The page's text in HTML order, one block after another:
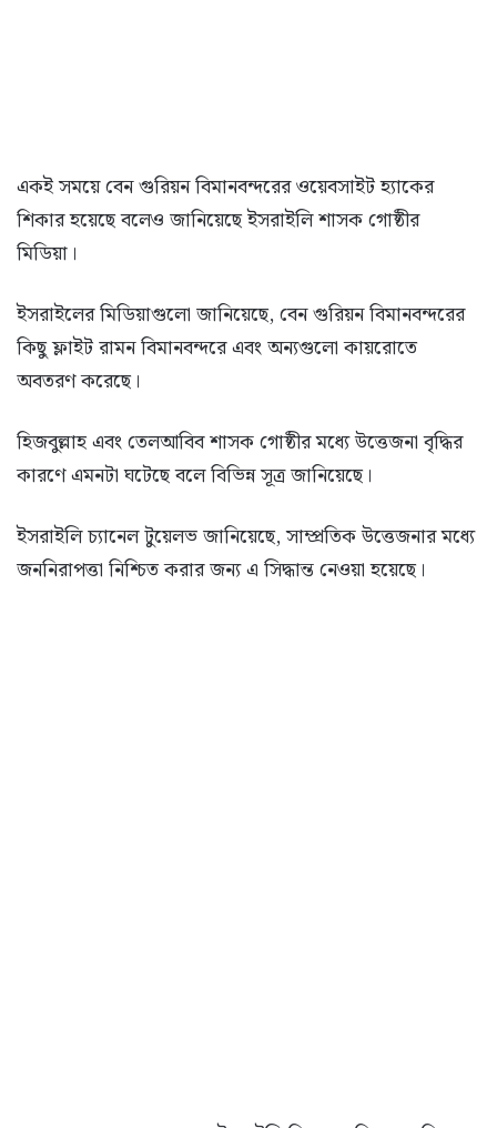
একই সময়ে বেন গুরিয়ন বিমানবন্দরের ওয়েবসাইট হ্যাকের
শিকার হয়েছে বলেও জানিয়েছে ইসরাইলি শাসক গোষ্ঠীর
মিডিয়া।
ইসরাইলের মিডিয়াগুলো জানিয়েছে, বেন গুরিয়ন বিমানবন্দরের
কিছু ফ্লাইট রামন বিমানবন্দরে এবং অন্যগুলো কায়রোতে
অবতরণ করেছে।
হিজবুল্লাহ এবং তেলআবিব শাসক গোষ্ঠীর মধ্যে উত্তেজনা বৃদ্ধির
কারণে এমনটা ঘটেছে বলে বিভিন্ন সূত্র জানিয়েছে।
ইসরাইলি চ্যানেল টুয়েলভ জানিয়েছে, সাম্প্রতিক উত্তেজনার মধ্যে
জননিরাপত্তা নিশ্চিত করার জন্য এ সিদ্ধান্ত নেওয়া হয়েছে।